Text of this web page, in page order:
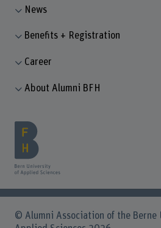
News
Benefits + Registration
Career
About Alumni BFH
© Alumni Association of the Berne